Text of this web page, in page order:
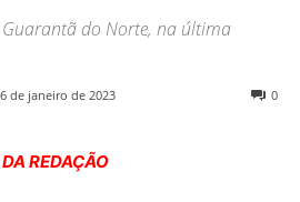
do Norte, na última
de janeiro de 2023 0
REDAÇÃO